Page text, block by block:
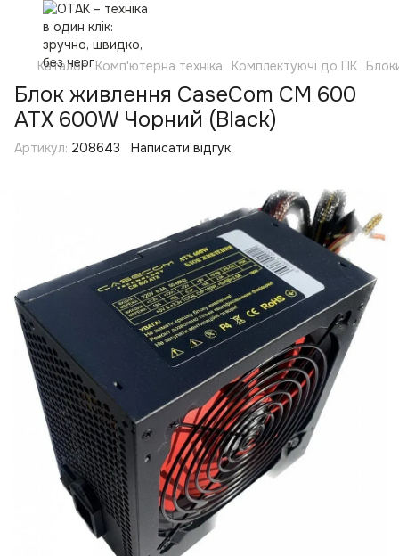
Каталог Комп'ютерна техніка Комплектуючі до ПК
Блок живлення CaseCom CM 600
ATX 600W Чорний (Black)
Артикул: 208643 Написати відгук